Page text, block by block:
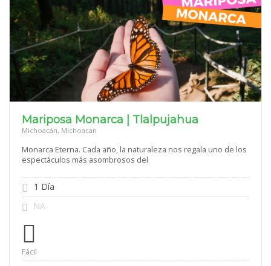
Mariposa Monarca | Tlalpujahua
Michoacán, Michoacan
Monarca Eterna. Cada año, la naturaleza nos regala uno de los
espectáculos más asombrosos del
1 Día
NA
Fácil